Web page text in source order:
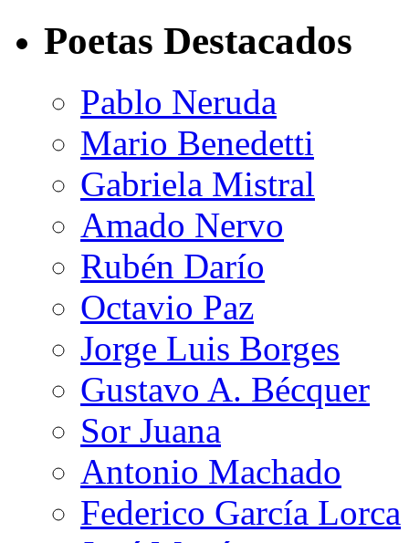
Poetas Destacados
Pablo Neruda
Mario Benedetti
Gabriela Mistral
Amado Nervo
Rubén Darío
Octavio Paz
Jorge Luis Borges
Gustavo A. Bécquer
Sor Juana
Antonio Machado
Federico García Lorca